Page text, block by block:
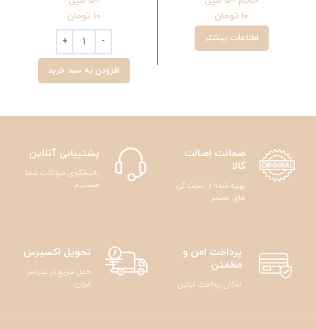
10 تومان
اطلاعات بیشتر
10 تومان
افزودن به سبد خرید
ضمانت اصالت
کالا
تهیه شده از نمایندگی
های معتبر
پشتیبانی آنلاین
پاسخگوی سوالات شما
هستیم
پرداخت امن و
مطمئن
امکان پرداخت انلاین
تحویل اکسپرس
حمل سریع در سراسر
ایران